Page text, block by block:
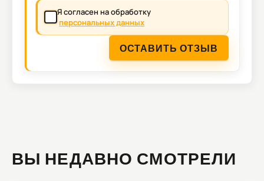
Я согласен на обработку
персональных данных
ОСТАВИТЬ ОТЗЫВ
ВЫ НЕДАВНО СМОТРЕЛИ